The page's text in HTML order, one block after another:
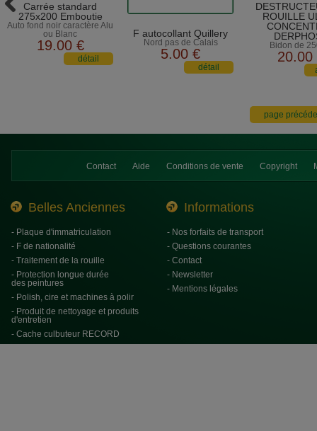
Carrée standard
275x200 Emboutie
Auto fond noir caractère Alu
ou Blanc
19.00 €
F autocollant Quillery
Nord pas de Calais
5.00 €
ROUILLE
Bidon de
20.00
Contact Aide Conditions de vente Copyright
Belles Anciennes Informations
- Plaque d'immatriculation
- F de nationalité
- Traitement de la rouille
- Protection longue durée
des peintures
- Polish, cire et machines à polir
- Produit de nettoyage et produits
d'entretien
- Cache culbuteur RECORD
- Nos forfaits de transport
- Questions courantes
- Contact
- Newsletter
- Mentions légales